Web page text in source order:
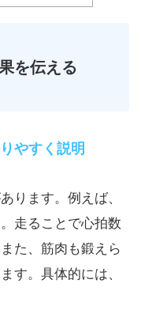
を伝える
やすく説明
ります。例えば、
走ることで心拍数
た、筋肉も鍛えら
す。具体的には、